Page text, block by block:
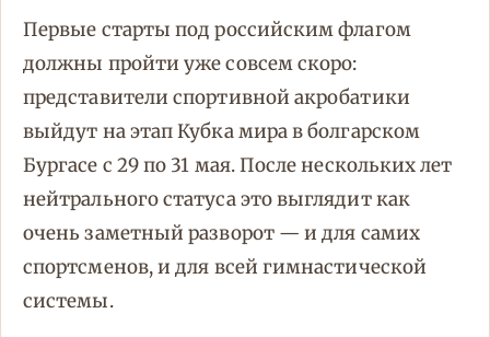
Первые старты под российским флагом
должны пройти уже совсем скоро:
представители спортивной акробатики
выйдут на этап Кубка мира в болгарском
Бургасе с 29 по 31 мая. После нескольких лет
нейтрального статуса это выглядит как
очень заметный разворот — и для самих
спортсменов, и для всей гимнастической
системы.